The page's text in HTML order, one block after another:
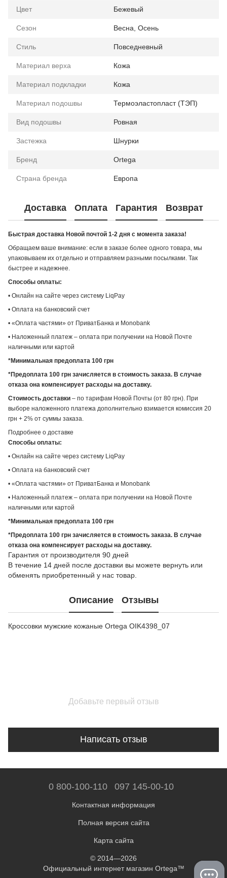
Цвет Бежевый
Сезон Весна, Осень
Стиль Повседневный
Материал верха Кожа
Материал подкладки Кожа
Материал подошвы Термоэластопласт (ТЭП)
Вид подошвы Ровная
Застежка Шнурки
Бренд Ortega
Страна бренда Европа
Доставка Оплата Гарантия Возврат
Быстрая доставка Новой почтой 1-2 дня с момента заказа!
Обращаем ваше внимание: если в заказе более одного товара, мы
упаковываем их отдельно и отправляем разными посылками. Так
быстрее и надежнее.
Способы оплаты:
• Онлайн на сайте через систему LiqPay
• Оплата на банковский счет
• «Оплата частями» от ПриватБанка и Monobank
• Наложенный платеж – оплата при получении на Новой Почте
наличными или картой
*Минимальная предоплата 100 грн
*Предоплата 100 грн зачисляется в стоимость заказа. В случае
отказа она компенсирует расходы на доставку.
Стоимость доставки – по тарифам Новой Почты (от 80 грн). При
выборе наложенного платежа дополнительно взимается комиссия 20
грн + 2% от суммы заказа.
Подробнее о доставке
Способы оплаты:
• Онлайн на сайте через систему LiqPay
• Оплата на банковский счет
• «Оплата частями» от ПриватБанка и Monobank
• Наложенный платеж – оплата при получении на Новой Почте
наличными или картой
*Минимальная предоплата 100 грн
*Предоплата 100 грн зачисляется в стоимость заказа. В случае
отказа она компенсирует расходы на доставку.
Гарантия от производителя 90 дней
В течение 14 дней после доставки вы можете вернуть или
обменять приобретенный у нас товар.
Описание Отзывы
Кроссовки мужские кожаные Ortega OIK4398_07
Добавьте первый отзыв
Написать отзыв
0 800-100-110 097 145-00-10
Контактная информация
Полная версия сайта
Карта сайта
© 2014—2026
Официальный интернет магазин Ortega™